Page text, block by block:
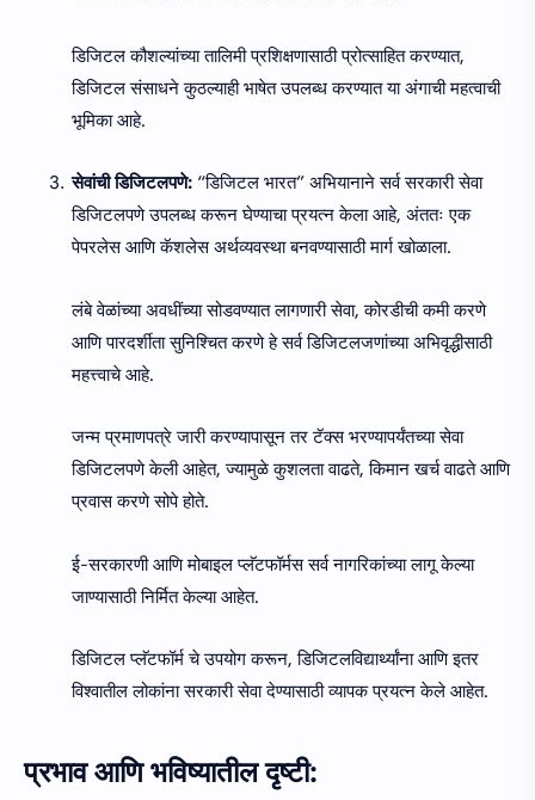
डिजिटल कौशल्यांच्या तालिमी प्रशिक्षणासाठी प्रोत्साहित करण्यात,
डिजिटल संसाधने कुठल्याही भाषेत उपलब्ध करण्यात या अंगाची महत्वाची
भूमिका आहे.
सेवांची डिजिटलपणे: “डिजिटल भारत” अभियानाने सर्व सरकारी सेवा
डिजिटलपणे उपलब्ध करून घेण्याचा प्रयत्न केला आहे, अंततः एक
पेपरलेस आणि कॅशलेस अर्थव्यवस्था बनवण्यासाठी मार्ग खोळाला.
लंबे वेळांच्या अवधींच्या सोडवण्यात लागणारी सेवा, कोरडीची कमी करणे
आणि पारदर्शीता सुनिश्चित करणे हे सर्व डिजिटलजणांच्या अभिवृद्धीसाठी
महत्त्वाचे आहे.
जन्म प्रमाणपत्रे जारी करण्यापासून तर टॅक्स भरण्यापर्यंतच्या सेवा
डिजिटलपणे केली आहेत, ज्यामुळे कुशलता वाढते, किमान खर्च वाढते आणि
प्रवास करणे सोपे होते.
ई-सरकारणी आणि मोबाइल प्लॅटफॉर्मस सर्व नागरिकांच्या लागू केल्या
जाण्यासाठी निर्मित केल्या आहेत.
डिजिटल प्लॅटफॉर्म चे उपयोग करून, डिजिटलविद्यार्थ्यांना आणि इतर
विश्वातील लोकांना सरकारी सेवा देण्यासाठी व्यापक प्रयत्न केले आहेत.
प्रभाव आणि भविष्यातील दृष्टी: